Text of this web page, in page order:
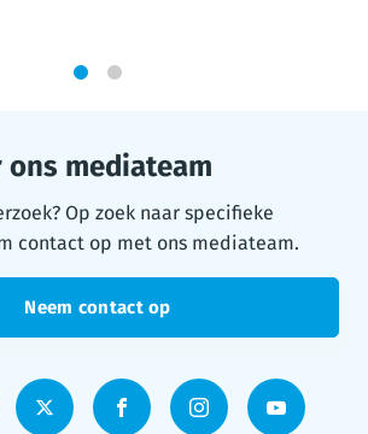
mediateam
Op zoek naar specifieke
contact op met ons mediateam.
Neem contact op